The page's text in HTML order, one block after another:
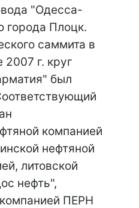
"Одесса-
города Плоцк.
саммита в
2007 г. круг
был
компанией
нефтяной
литовской
нефть",
ПЕРН